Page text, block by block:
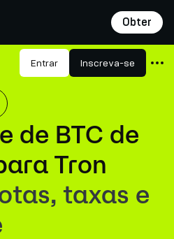
Obter
Entrar Inscreva-se
de BTC de
Tron
taxas e